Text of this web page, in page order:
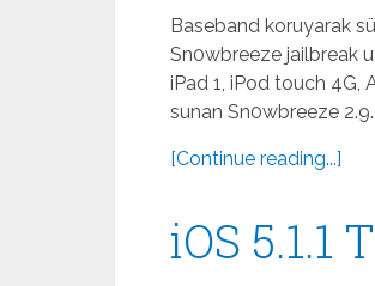
Baseband koruyarak
Sn0wbreeze jailbreak
iPad 1, iPod touch 4G,
sunan Sn0wbreeze
[Continue reading...]
iOS 5.1.1